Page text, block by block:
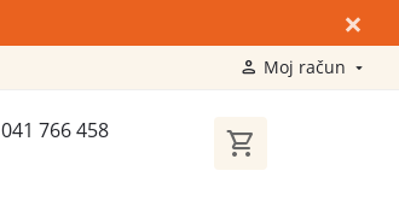
×
Moj račun
041 766 458